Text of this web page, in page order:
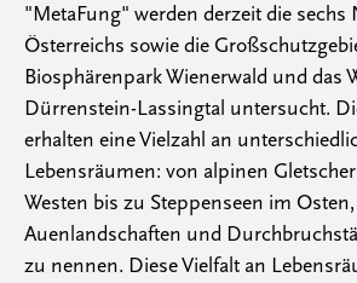
"MetaFung" werden derzeit die sechs
Österreichs sowie die
Biosphärenpark Wienerwald und das
Dürrenstein-Lassingtal untersucht.
erhalten eine Vielzahl an
Lebensräumen: von alpinen
Westen bis zu Steppenseen im
Auenlandschaften und
zu nennen. Diese Vielfalt an